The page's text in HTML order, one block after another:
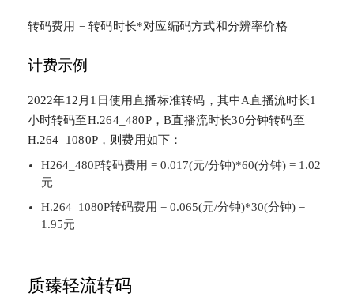
转码费用 = 转码时长*对应编码方式和分辨率价格
计费示例
2022年12月1日使用直播标准转码，其中A直播流时长1
小时转码至H.264_480P，B直播流时长30分钟转码至
H.264_1080P，则费用如下：
H264_480P转码费用 = 0.017(元/分钟)*60(分钟) = 1.02
元
H.264_1080P转码费用 = 0.065(元/分钟)*30(分钟) =
1.95元
质臻轻流转码